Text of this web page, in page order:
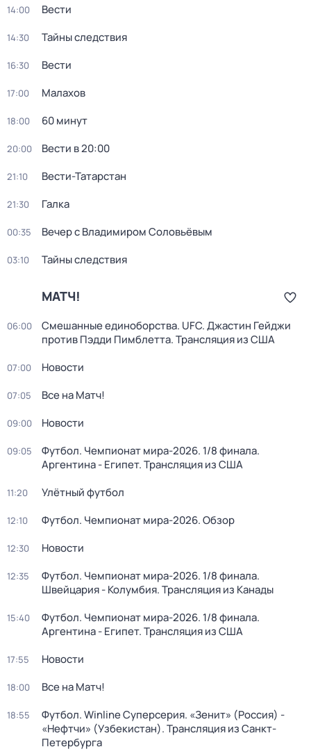
14:00 Вести
14:30 Тайны следствия
16:30 Вести
17:00 Малахов
18:00 60 минут
20:00 Вести в 20:00
21:10 Вести-Татарстан
21:30 Галка
00:35 Вечер с Владимиром Соловьёвым
03:10 Тайны следствия
МАТЧ!
06:00
Смешанные единоборства. UFC. Джастин Гейджи
против Пэдди Пимблетта. Трансляция из США
07:00 Новости
07:05 Все на Матч!
09:00 Новости
09:05
Футбол. Чемпионат мира-2026. 1/8 финала.
Аргентина - Египет. Трансляция из США
11:20 Улётный футбол
12:10 Футбол. Чемпионат мира-2026. Обзор
12:30 Новости
12:35
Футбол. Чемпионат мира-2026. 1/8 финала.
Швейцария - Колумбия. Трансляция из Канады
15:40
Футбол. Чемпионат мира-2026. 1/8 финала.
Аргентина - Египет. Трансляция из США
17:55 Новости
18:00 Все на Матч!
18:55
Футбол. Winline Суперсерия. «Зенит» (Россия) -
«Нефтчи» (Узбекистан). Трансляция из Санкт-
Петербурга